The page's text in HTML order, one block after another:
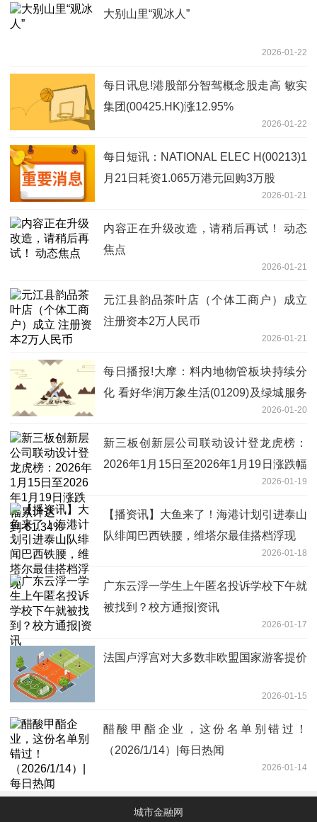
大别山里“观冰人”
2026-01-22
每日讯息!港股部分智驾概念股走高 敏实
集团(00425.HK)涨12.95%
2026-01-22
每日短讯：NATIONAL ELEC H(00213)1
月21日耗资1.065万港元回购3万股
2026-01-21
内容正在升级改造，请稍后再试！ 动态
焦点
2026-01-21
元江县韵品茶叶店（个体工商户）成立
注册资本2万人民币
2026-01-21
每日播报!大摩：料内地物管板块持续分
化 看好华润万象生活(01209)及绿城服务
2026-01-20
新三板创新层公司联动设计登龙虎榜：
2026年1月15日至2026年1月19日涨跌幅
2026-01-19
【播资讯】大鱼来了！海港计划引进泰山
队绯闻巴西铁腰，维塔尔最佳搭档浮现
2026-01-18
广东云浮一学生上午匿名投诉学校下午就
被找到？校方通报|资讯
2026-01-17
法国卢浮宫对大多数非欧盟国家游客提价
2026-01-15
醋酸甲酯企业，这份名单别错过！
（2026/1/14）|每日热闻
2026-01-14
城市金融网